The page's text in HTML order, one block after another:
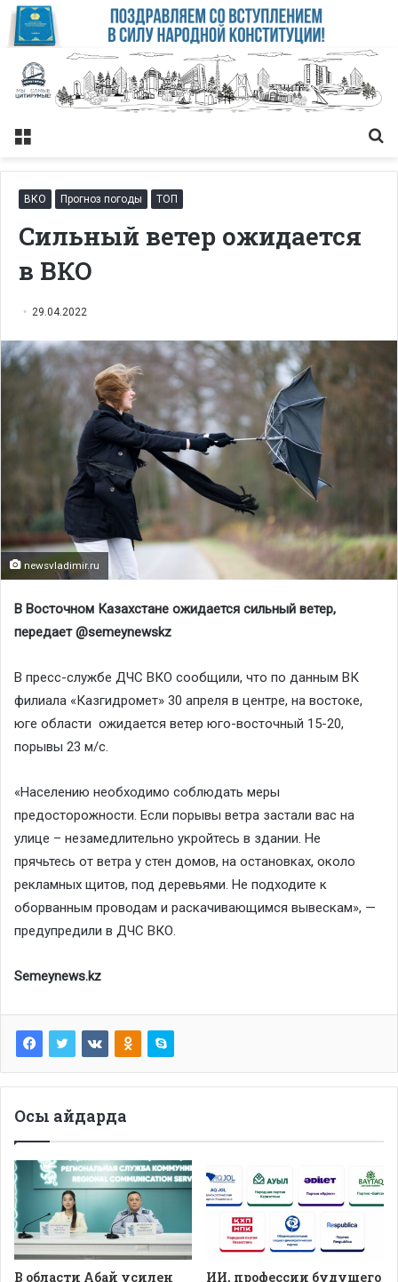
Меню
ВКО Прогноз погоды ТОП
Сильный ветер ожидается
в ВКО
29.04.2022
newsvladimir.ru
В Восточном Казахстане ожидается сильный ветер,
передает @semeynewskz
В пресс-службе ДЧС ВКО сообщили, что по данным ВК
филиала «Казгидромет» 30 апреля в центре, на востоке,
юге области ожидается ветер юго-восточный 15-20,
порывы 23 м/с.
«Населению необходимо соблюдать меры
предосторожности. Если порывы ветра застали вас на
улице – незамедлительно укройтесь в здании. Не
прячьтесь от ветра у стен домов, на остановках, около
рекламных щитов, под деревьями. Не подходите к
оборванным проводам и раскачивающимся вывескам», —
предупредили в ДЧС ВКО.
Semeynews.kz
Осы айдарда
В области Абай усилен
ИИ, профессии будущего